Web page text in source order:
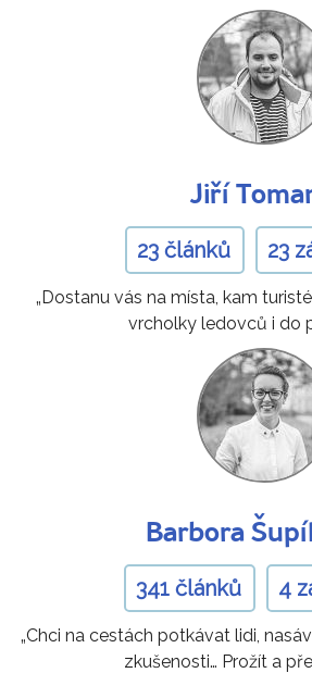
Jiří
23 článků 23
„Dostanu vás na místa, kam
vrcholky ledovců i do
Barbora
341 článků 4
„Chci na cestách potkávat lidi,
zkušenosti… Prožít a